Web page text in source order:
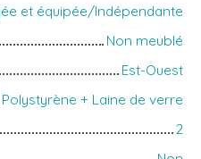
et équipée/Indépendante
Non meublé
Est-Ouest
Polystyrène + Laine de verre
2